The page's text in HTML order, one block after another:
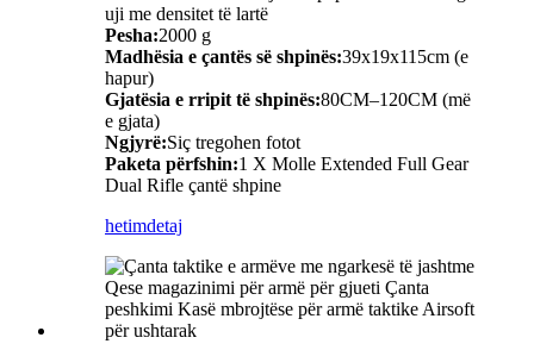
uji me densitet të lartë
Pesha:2000 g
Madhësia e çantës së shpinës:39x19x115cm (e
hapur)
Gjatësia e rripit të shpinës:80CM–120CM (më
e gjata)
Ngjyrë:Siç tregohen fotot
Paketa përfshin:1 X Molle Extended Full Gear
Dual Rifle çantë shpine
hetimdetaj